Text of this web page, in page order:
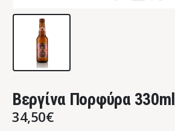
Βεργίνα Πορφύρα 330ml
34,50€